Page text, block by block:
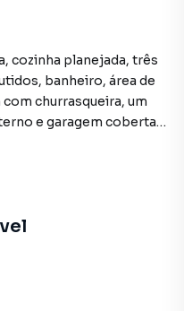
cozinha planejada, três
banheiro, área de
churrasqueira, um
e garagem coberta
CRECI 25359
de qualquer erro de